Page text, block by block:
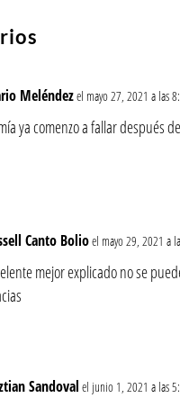
Meléndezel mayo 27, 2021 a las
ya comenzo a fallar después
Canto Bolioel mayo 29, 2021 a
mejor explicado no se
Sandoval el junio 1, 2021 a las